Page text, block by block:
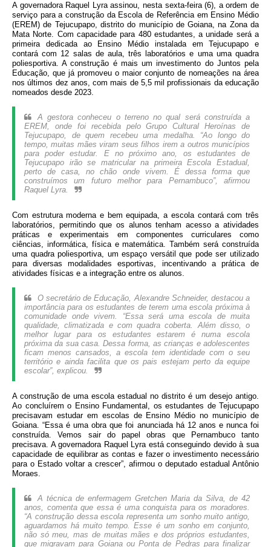
A governadora Raquel Lyra assinou, nesta sexta-feira (6), a ordem de
serviço para a construção da Escola de Referência em Ensino Médio
(EREM) de Tejucupapo, distrito do município de Goiana, na Zona da
Mata Norte. Com capacidade para 480 estudantes, a unidade será a
primeira dedicada ao Ensino Médio instalada em Tejucupapo e
contará com 12 salas de aula, três laboratórios e uma uma quadra
poliesportiva. A construção é mais um investimento do Juntos pela
Educação, que já promoveu o maior conjunto de nomeações na área
nos últimos dez anos, com mais de 5,5 mil profissionais da educação
nomeados desde 2023.
A gestora conheceu o terreno no qual será construída a
EREM, onde foi recebida pelo Grupo Cultural Heroínas de
Tejucupapo, de quem recebeu uma medalha. “Ao longo do
tempo, muitas mães viram seus filhos irem a outros municípios
para poder estudar. E no próximo ano, os estudantes de
Tejucupapo irão se matricular na primeira Escola Estadual,
perto de casa, no chão onde vivem. É dessa forma que
construímos um futuro melhor para Pernambuco”, afirmou
Raquel Lyra.
Com estrutura moderna e bem equipada, a escola contará com três
laboratórios, permitindo que os alunos tenham acesso a atividades
práticas e experimentais em componentes curriculares como
ciências, informática, física e matemática. Também será construída
uma quadra poliesportiva, um espaço versátil que pode ser utilizado
para diversas modalidades esportivas, incentivando a prática de
atividades físicas e a integração entre os alunos.
O secretário de Educação, Alexandre Schneider, destacou a
importância para os estudantes de terem uma escola próxima à
comunidade onde vivem. “Essa será uma escola de muita
qualidade, climatizada e com quadra coberta. Além disso, o
melhor lugar para os estudantes estarem é numa escola
próxima da sua casa. Dessa forma, as crianças e adolescentes
ficam menos cansados, a escola tem identidade com o seu
território e ainda facilita que os pais estejam perto da equipe
escolar”, explicou.
A construção de uma escola estadual no distrito é um desejo antigo.
Ao concluírem o Ensino Fundamental, os estudantes de Tejucupapo
precisavam estudar em escolas de Ensino Médio no município de
Goiana. “Essa é uma obra que foi anunciada há 12 anos e nunca foi
construída. Vemos sair do papel obras que Pernambuco tanto
precisava. A governadora Raquel Lyra está conseguindo devido à sua
capacidade de equilibrar as contas e fazer o investimento necessário
para o Estado voltar a crescer”, afirmou o deputado estadual Antônio
Moraes.
A técnica de enfermagem Gretchen Maria da Silva, de 42
anos, comenta que essa é uma conquista para os moradores.
“A construção dessa escola representa um sonho muito antigo,
aguardamos há muito tempo. Esse é um sonho em conjunto,
não só meu, mas de muitas mães e dos próprios estudantes,
que migravam para Goiana ou Ponta de Pedras para finalizar